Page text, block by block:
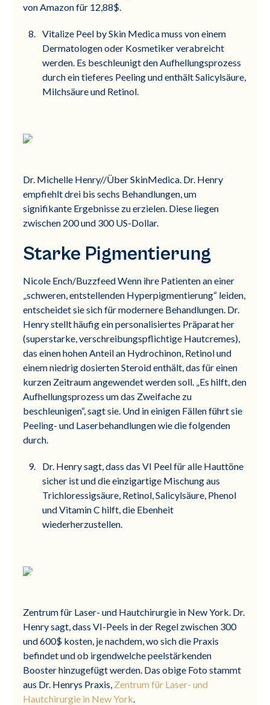
von Amazon für 12,88$.
Vitalize Peel by Skin Medica muss von einem
Dermatologen oder Kosmetiker verabreicht
werden. Es beschleunigt den Aufhellungsprozess
durch ein tieferes Peeling und enthält Salicylsäure,
Milchsäure und Retinol.
Dr. Michelle Henry//Über SkinMedica. Dr. Henry
empfiehlt drei bis sechs Behandlungen, um
signifikante Ergebnisse zu erzielen. Diese liegen
zwischen 200 und 300 US-Dollar.
Starke Pigmentierung
Nicole Ench/Buzzfeed Wenn ihre Patienten an einer
„schweren, entstellenden Hyperpigmentierung“ leiden,
entscheidet sie sich für modernere Behandlungen. Dr.
Henry stellt häufig ein personalisiertes Präparat her
(superstarke, verschreibungspflichtige Hautcremes),
das einen hohen Anteil an Hydrochinon, Retinol und
einem niedrig dosierten Steroid enthält, das für einen
kurzen Zeitraum angewendet werden soll. „Es hilft, den
Aufhellungsprozess um das Zweifache zu
beschleunigen“, sagt sie. Und in einigen Fällen führt sie
Peeling- und Laserbehandlungen wie die folgenden
durch.
Dr. Henry sagt, dass das VI Peel für alle Hauttöne
sicher ist und die einzigartige Mischung aus
Trichloressigsäure, Retinol, Salicylsäure, Phenol
und Vitamin C hilft, die Ebenheit
wiederherzustellen.
Zentrum für Laser- und Hautchirurgie in New York. Dr.
Henry sagt, dass VI-Peels in der Regel zwischen 300
und 600$ kosten, je nachdem, wo sich die Praxis
befindet und ob irgendwelche peelstärkenden
Booster hinzugefügt werden. Das obige Foto stammt
aus Dr. Henrys Praxis, Zentrum für Laser- und
Hautchirurgie in New York.